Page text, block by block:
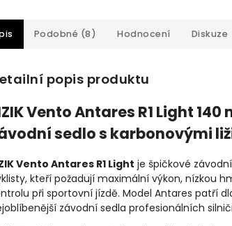
Podobné (8) Hodnocení Diskuze
popis produktu
Vento Antares R1 Light
sedlo s karbonovými
Vento Antares R1 Light je špičkové
kteří požadují maximální výkon, nízkou
při sportovní jízdě. Model Antares patří
závodní sedla profesionálních